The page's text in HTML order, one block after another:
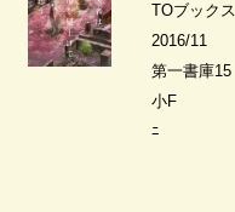
TOブックス
2016/11
第一書庫15
小F
ﾆ